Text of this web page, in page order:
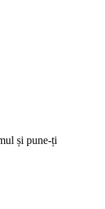
și pune-ți